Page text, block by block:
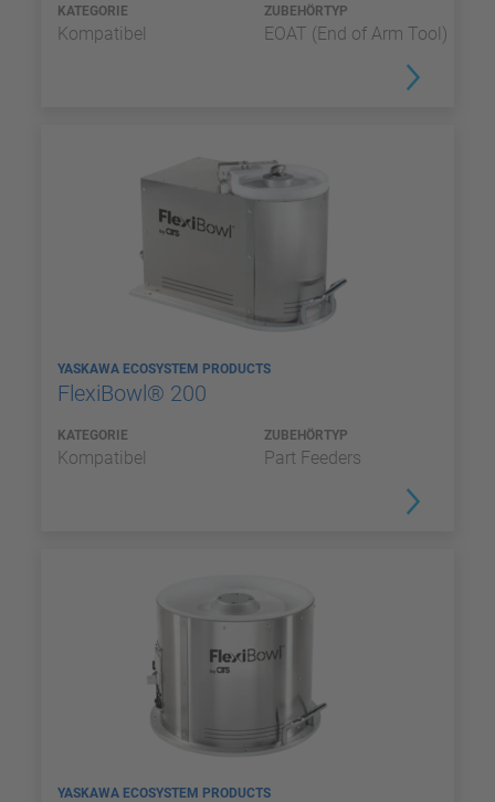
KATEGORIE
Kompatibel
ZUBEHÖRTYP
EOAT (End of Arm Tool)
YASKAWA ECOSYSTEM PRODUCTS
FlexiBowl® 200
KATEGORIE
Kompatibel
ZUBEHÖRTYP
Part Feeders
YASKAWA ECOSYSTEM PRODUCTS